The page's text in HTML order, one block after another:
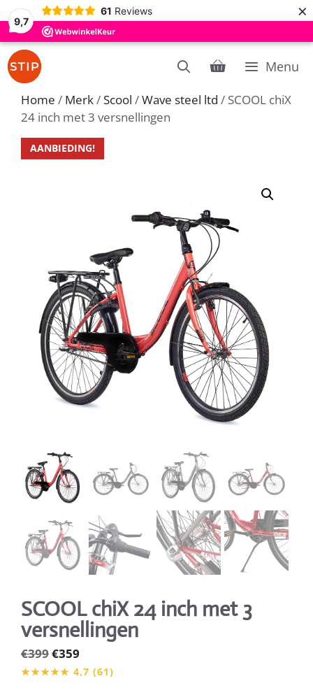
9,7
61 Reviews ×
Ga
naar
inhoud
Menu
Home / Merk/Scool /Wave steel ltd / SCOOL chiX
24 inch met 3 versnellingen
AANBIEDING!
SCOOL chiX 24 inch met 3
versnellingen
€399Oorspronkelijke
prijs
€359
prijs